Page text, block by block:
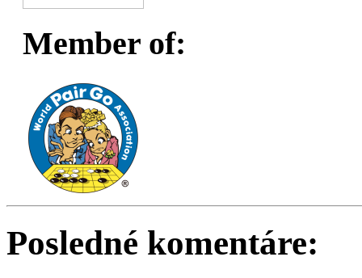
Member of:
Posledné komentáre: